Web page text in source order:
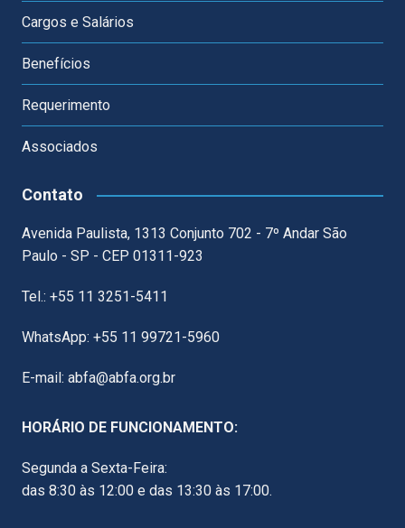
Cargos e Salários
Benefícios
Requerimento
Associados
Contato
Avenida Paulista, 1313 Conjunto 702 - 7º Andar São
Paulo - SP - CEP 01311-923
Tel.: +55 11 3251-5411
WhatsApp: +55 11 99721-5960
E-mail: abfa@abfa.org.br
HORÁRIO DE FUNCIONAMENTO:
Segunda a Sexta-Feira:
das 8:30 às 12:00 e das 13:30 às 17:00.